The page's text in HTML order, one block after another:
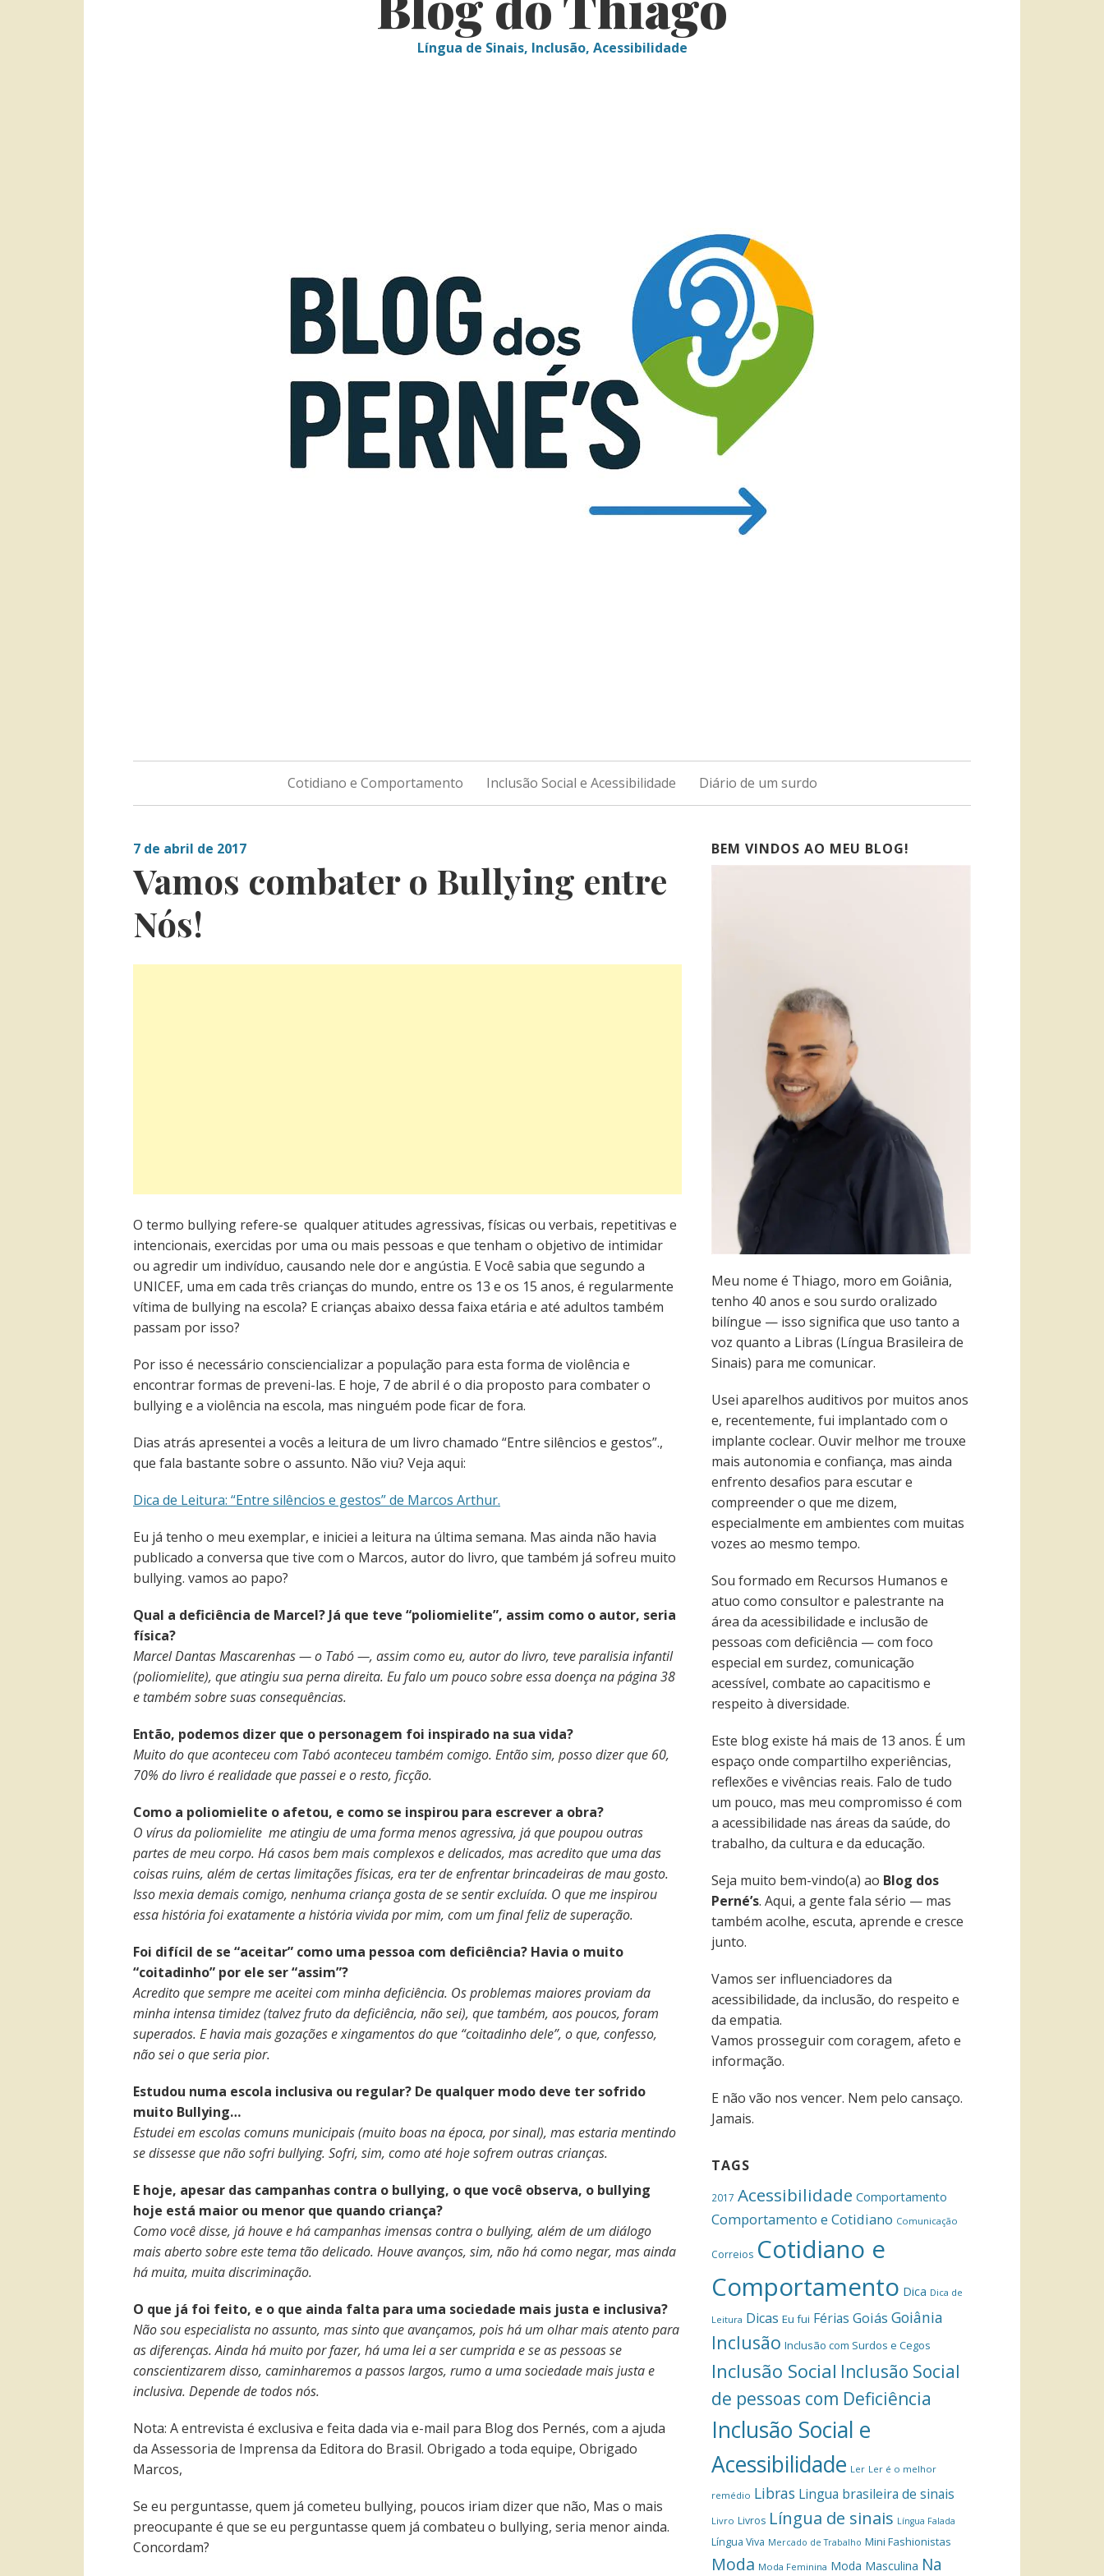
Língua de Sinais, Inclusão, Acessibilidade
Cotidiano e Comportamento Inclusão Social e Acessibilidade Diário de um surdo
7 de abril de 2017
Vamos combater o Bullying entre
Nós!
O termo bullying refere-se qualquer atitudes agressivas, físicas ou verbais, repetitivas e
intencionais, exercidas por uma ou mais pessoas e que tenham o objetivo de intimidar
ou agredir um indivíduo, causando nele dor e angústia. E Você sabia que segundo a
UNICEF, uma em cada três crianças do mundo, entre os 13 e os 15 anos, é regularmente
vítima de bullying na escola? E crianças abaixo dessa faixa etária e até adultos também
passam por isso?
Por isso é necessário consciencializar a população para esta forma de violência e
encontrar formas de preveni-las. E hoje, 7 de abril é o dia proposto para combater o
bullying e a violência na escola, mas ninguém pode ficar de fora.
Dias atrás apresentei a vocês a leitura de um livro chamado “Entre silêncios e gestos”.,
que fala bastante sobre o assunto. Não viu? Veja aqui:
Dica de Leitura: “Entre silêncios e gestos” de Marcos Arthur.
Eu já tenho o meu exemplar, e iniciei a leitura na última semana. Mas ainda não havia
publicado a conversa que tive com o Marcos, autor do livro, que também já sofreu muito
bullying. vamos ao papo?
Qual a deficiência de Marcel? Já que teve “poliomielite”, assim como o autor, seria
física?
Marcel Dantas Mascarenhas — o Tabó —, assim como eu, autor do livro, teve paralisia infantil
(poliomielite), que atingiu sua perna direita. Eu falo um pouco sobre essa doença na página 38
e também sobre suas consequências.
Então, podemos dizer que o personagem foi inspirado na sua vida?
Muito do que aconteceu com Tabó aconteceu também comigo. Então sim, posso dizer que 60,
70% do livro é realidade que passei e o resto, ficção.
Como a poliomielite o afetou, e como se inspirou para escrever a obra?
O vírus da poliomielite me atingiu de uma forma menos agressiva, já que poupou outras
partes de meu corpo. Há casos bem mais complexos e delicados, mas acredito que uma das
coisas ruins, além de certas limitações físicas, era ter de enfrentar brincadeiras de mau gosto.
Isso mexia demais comigo, nenhuma criança gosta de se sentir excluída. O que me inspirou
essa história foi exatamente a história vivida por mim, com um final feliz de superação.
Foi difícil de se “aceitar” como uma pessoa com deficiência? Havia o muito
“coitadinho” por ele ser “assim”?
Acredito que sempre me aceitei com minha deficiência. Os problemas maiores proviam da
minha intensa timidez (talvez fruto da deficiência, não sei), que também, aos poucos, foram
superados. E havia mais gozações e xingamentos do que “coitadinho dele”, o que, confesso,
não sei o que seria pior.
Estudou numa escola inclusiva ou regular? De qualquer modo deve ter sofrido
muito Bullying…
Estudei em escolas comuns municipais (muito boas na época, por sinal), mas estaria mentindo
se dissesse que não sofri bullying. Sofri, sim, como até hoje sofrem outras crianças.
E hoje, apesar das campanhas contra o bullying, o que você observa, o bullying
hoje está maior ou menor que quando criança?
Como você disse, já houve e há campanhas imensas contra o bullying, além de um diálogo
mais aberto sobre este tema tão delicado. Houve avanços, sim, não há como negar, mas ainda
há muita, muita discriminação.
O que já foi feito, e o que ainda falta para uma sociedade mais justa e inclusiva?
Não sou especialista no assunto, mas sinto que avançamos, pois há um olhar mais atento para
as diferenças. Ainda há muito por fazer, há uma lei a ser cumprida e se as pessoas se
conscientizarem disso, caminharemos a passos largos, rumo a uma sociedade mais justa e
inclusiva. Depende de todos nós.
Nota: A entrevista é exclusiva e feita dada via e-mail para Blog dos Pernés, com a ajuda
da Assessoria de Imprensa da Editora do Brasil. Obrigado a toda equipe, Obrigado
Marcos,
Se eu perguntasse, quem já cometeu bullying, poucos iriam dizer que não, Mas o mais
preocupante é que se eu perguntasse quem já combateu o bullying, seria menor ainda.
Concordam?
BEM VINDOS AO MEU BLOG!
Meu nome é Thiago, moro em Goiânia,
tenho 40 anos e sou surdo oralizado
bilíngue — isso significa que uso tanto a
voz quanto a Libras (Língua Brasileira de
Sinais) para me comunicar.
Usei aparelhos auditivos por muitos anos
e, recentemente, fui implantado com o
implante coclear. Ouvir melhor me trouxe
mais autonomia e confiança, mas ainda
enfrento desafios para escutar e
compreender o que me dizem,
especialmente em ambientes com muitas
vozes ao mesmo tempo.
Sou formado em Recursos Humanos e
atuo como consultor e palestrante na
área da acessibilidade e inclusão de
pessoas com deficiência — com foco
especial em surdez, comunicação
acessível, combate ao capacitismo e
respeito à diversidade.
Este blog existe há mais de 13 anos. É um
espaço onde compartilho experiências,
reflexões e vivências reais. Falo de tudo
um pouco, mas meu compromisso é com
a acessibilidade nas áreas da saúde, do
trabalho, da cultura e da educação.
Seja muito bem-vindo(a) ao Blog dos
Perné’s. Aqui, a gente fala sério — mas
também acolhe, escuta, aprende e cresce
junto.
Vamos ser influenciadores da
acessibilidade, da inclusão, do respeito e
da empatia.
Vamos prosseguir com coragem, afeto e
informação.
E não vão nos vencer. Nem pelo cansaço.
Jamais.
TAGS
2017 Acessibilidade Comportamento
Comportamento e Cotidiano Comunicação
Correios Cotidiano e
Comportamento Dica Dica de
Leitura Dicas Eu fui Férias Goiás Goiânia
Inclusão Inclusão com Surdos e Cegos
Inclusão Social Inclusão Social
de pessoas com Deficiência
Inclusão Social e
Acessibilidade Ler Ler é o melhor
remédio Libras Lingua brasileira de sinais
Livro Livros Língua de sinais Língua Falada
Língua Viva Mercado de Trabalho Mini Fashionistas
Moda Moda Feminina Moda Masculina Na